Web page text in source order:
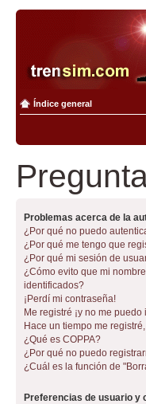
Índice general
Problemas acerca de la
¿Por qué no puedo
¿Por qué me tengo que
¿Por qué mi sesión de
¿Cómo evito que mi
identificados?
¡Perdí mi contraseña!
Me registré ¡y no me puedo
Hace un tiempo me
¿Qué es COPPA?
¿Por qué no puedo
¿Cuál es la función de
Preferencias de usuario y